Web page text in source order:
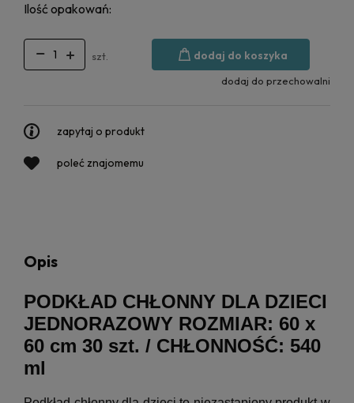
Ilość opakowań:
szt. dodaj do koszyka
dodaj do przechowalni
zapytaj o produkt
poleć znajomemu
Opis
PODKŁAD CHŁONNY DLA DZIECI
JEDNORAZOWY ROZMIAR: 60 x
60 cm 30 szt. / CHŁONNOŚĆ: 540
ml